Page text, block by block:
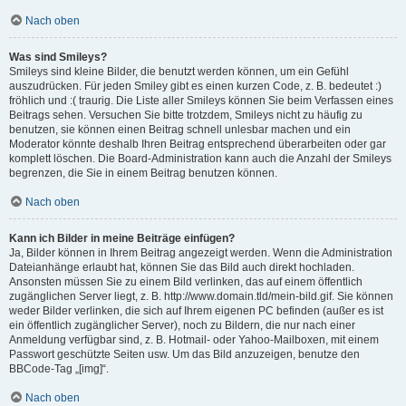
Nach oben
Was sind Smileys?
Smileys sind kleine Bilder, die benutzt werden können, um ein Gefühl
auszudrücken. Für jeden Smiley gibt es einen kurzen Code, z. B. bedeutet :)
fröhlich und :( traurig. Die Liste aller Smileys können Sie beim Verfassen eines
Beitrags sehen. Versuchen Sie bitte trotzdem, Smileys nicht zu häufig zu
benutzen, sie können einen Beitrag schnell unlesbar machen und ein
Moderator könnte deshalb Ihren Beitrag entsprechend überarbeiten oder gar
komplett löschen. Die Board-Administration kann auch die Anzahl der Smileys
begrenzen, die Sie in einem Beitrag benutzen können.
Nach oben
Kann ich Bilder in meine Beiträge einfügen?
Ja, Bilder können in Ihrem Beitrag angezeigt werden. Wenn die Administration
Dateianhänge erlaubt hat, können Sie das Bild auch direkt hochladen.
Ansonsten müssen Sie zu einem Bild verlinken, das auf einem öffentlich
zugänglichen Server liegt, z. B. http://www.domain.tld/mein-bild.gif. Sie können
weder Bilder verlinken, die sich auf Ihrem eigenen PC befinden (außer es ist
ein öffentlich zugänglicher Server), noch zu Bildern, die nur nach einer
Anmeldung verfügbar sind, z. B. Hotmail- oder Yahoo-Mailboxen, mit einem
Passwort geschützte Seiten usw. Um das Bild anzuzeigen, benutze den
BBCode-Tag „[img]“.
Nach oben